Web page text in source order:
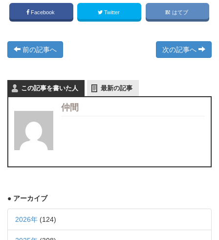
Facebook Twitter はてブ
前の記事へ 次の記事へ
この記事を書いた人 最新の記事
仲間
● アーカイブ
2026年 (124)